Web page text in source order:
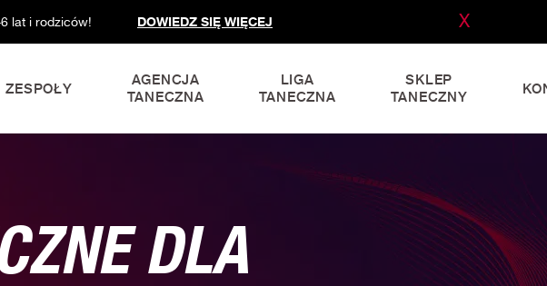
X
lat i rodziców! DOWIEDZ SIĘ WIĘCEJ
ZESPOŁY
AGENCJA
TANECZNA
LIGA
TANECZNA
SKLEP
TANECZNY
DLA